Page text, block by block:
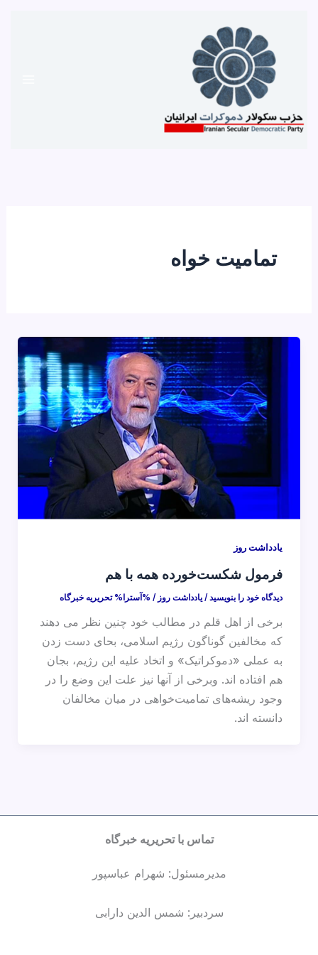
تمامیت خواه
یادداشت روز
فرمول شکست‌خورده همه با هم
دیدگاه‌ خود را بنویسید / یادداشت روز / %آسترا% تحریریه خبرگاه
برخی از اهل قلم در مطالب خود چنین نظر می دهند
که مخالفین گوناگون رژيم اسلامی، بحای دست زدن
به عملی «دموکراتیک» و اتخاد علیه این رژیم، بجان
هم افتاده اند. وبرخی از آنها نیز علت این وضع را در
وجود ریشه‌های تمامیت‌خواهی در میان مخالفان
دانسته اند.
تماس با تحریریه خبرگاه
مدیرمسئول: شهرام عباسپور
سردبیر: شمس الدین دارابی